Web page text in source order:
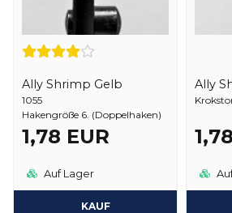
Strömungen stabil und für die
Ally Shrimp Gelb
1055
Hakengröße 6. (Doppelhaken)
1,78 EUR
Auf Lager
KAUF
Ally